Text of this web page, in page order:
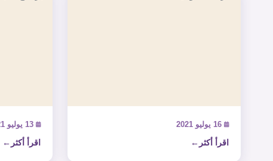
16 يوليو 2021
اقرأ أكثر
13 يوليو 2021
اقرأ أكثر